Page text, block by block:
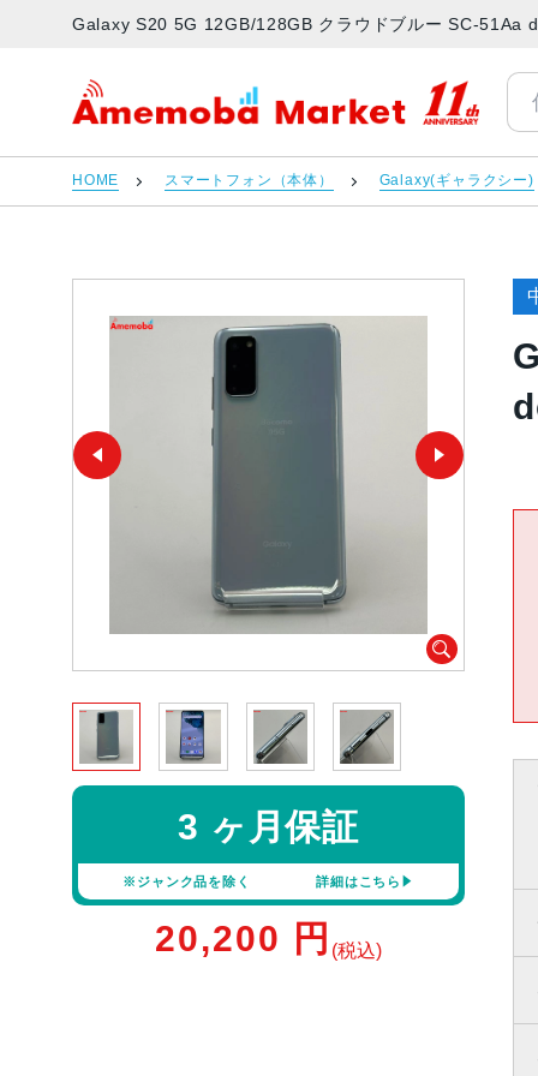
Galaxy S20 5G 12GB/128GB クラウドブルー SC-51Aa
アメモバマーケット
HOME スマートフォン（本体） Galaxy(ギャラクシー)
3 ヶ月保証
※ジャンク品を除く 詳細はこちら
20,200 円 (税込)